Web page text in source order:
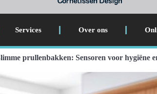
Services Over ons
prullenbakken: Sensoren voor hygiëne